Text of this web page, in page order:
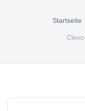
Startseite